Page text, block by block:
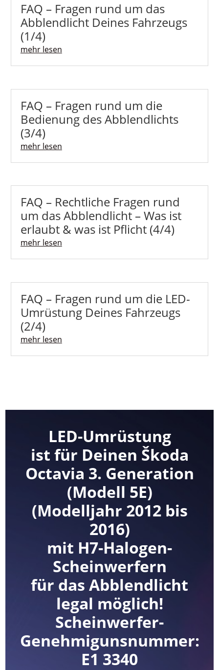
FAQ – Fragen rund um das
Abblendlicht Deines Fahrzeugs
(1/4)
mehr lesen
FAQ – Fragen rund um die
Bedienung des Abblendlichts
(3/4)
mehr lesen
FAQ – Rechtliche Fragen rund
um das Abblendlicht – Was ist
erlaubt & was ist Pflicht (4/4)
mehr lesen
FAQ – Fragen rund um die LED-
Umrüstung Deines Fahrzeugs
(2/4)
mehr lesen
LED-Umrüstung
ist für Deinen Škoda
Octavia 3. Generation
(Modell 5E)
(Modelljahr 2012 bis
2016)
mit H7-Halogen-
Scheinwerfern
für das Abblendlicht
legal möglich!
Scheinwerfer-
Genehmigunsnummer:
E1 3340